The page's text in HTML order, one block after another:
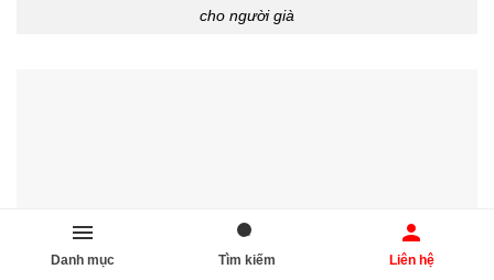
cho người già
Danh mục Tìm kiếm Liên hệ